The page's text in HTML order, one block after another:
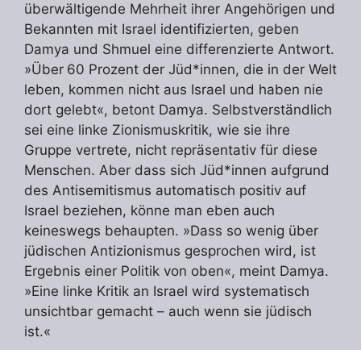
überwältigende Mehrheit ihrer Angehörigen und
Bekannten mit Israel identifizierten, geben
Damya und Shmuel eine differenzierte Antwort.
»Über 60 Prozent der Jüd*innen, die in der Welt
leben, kommen nicht aus Israel und haben nie
dort gelebt«, betont Damya. Selbstverständlich
sei eine linke Zionismuskritik, wie sie ihre
Gruppe vertrete, nicht repräsentativ für diese
Menschen. Aber dass sich Jüd*innen aufgrund
des Antisemitismus automatisch positiv auf
Israel beziehen, könne man eben auch
keineswegs behaupten. »Dass so wenig über
jüdischen Antizionismus gesprochen wird, ist
Ergebnis einer Politik von oben«, meint Damya.
»Eine linke Kritik an Israel wird systematisch
unsichtbar gemacht – auch wenn sie jüdisch
ist.«